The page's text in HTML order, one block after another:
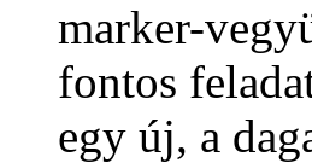
marker-
fontos
egy új, a